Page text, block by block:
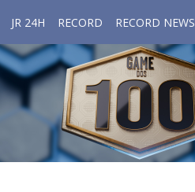
JR 24H RECORD RECORD NEWS